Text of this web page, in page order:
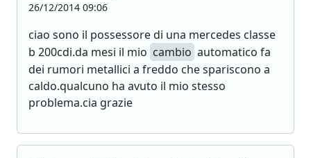
26/12/2014 09:06
ciao sono il possessore di una mercedes classe
b 200cdi.da mesi il mio cambio automatico fa
dei rumori metallici a freddo che spariscono a
caldo.qualcuno ha avuto il mio stesso
problema.cia grazie